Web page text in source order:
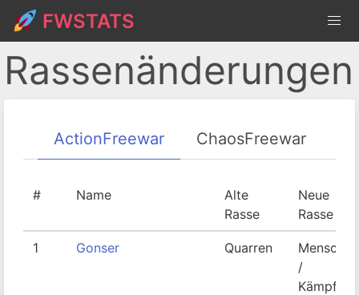
FWSTATS
Rassenänderungen
ActionFreewar ChaosFreewar
# Name
Alte
Rasse
Neue
Rasse
1 Gonser Quarren
Mensch
/
Kämpfer